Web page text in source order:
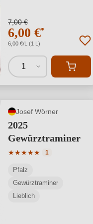
7,00 €
6,00 €*
6,00 €/L (1 L)
1
Josef Wörner
2025
Gewürztraminer
★★★★★
Durchschnittliche
1
Pfalz
Gewürztraminer
Lieblich